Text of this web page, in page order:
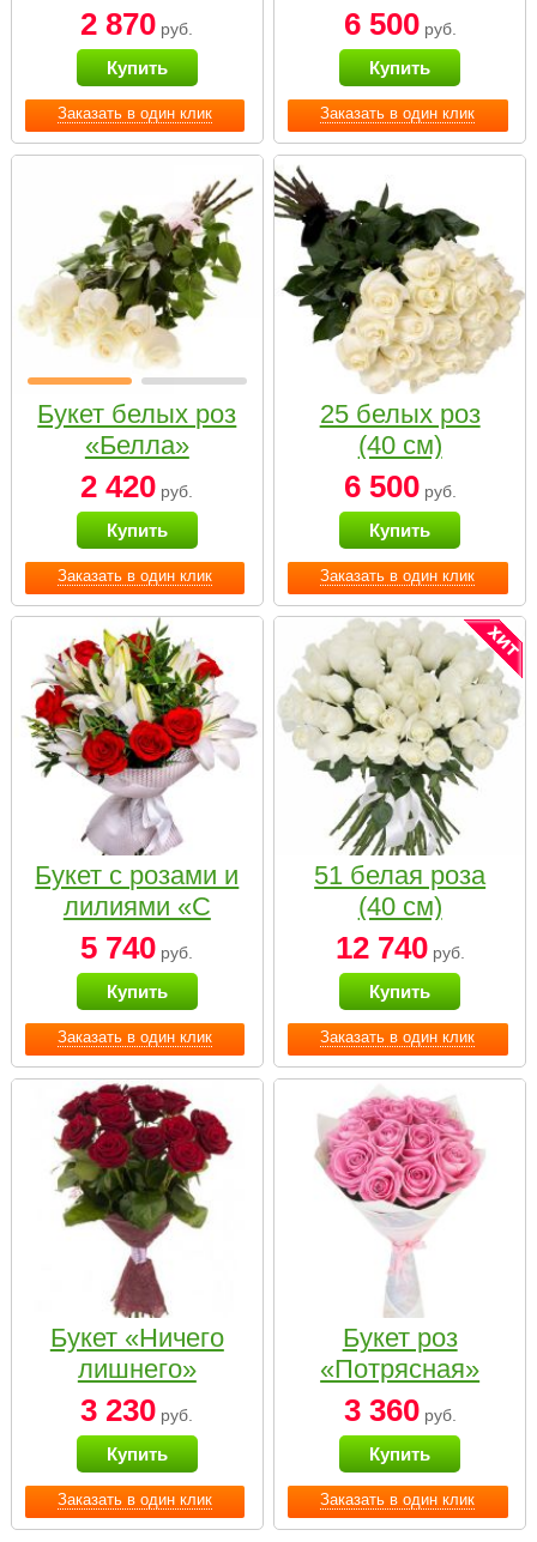
Заказать в один клик
2 870 руб.
Купить
Заказать в один клик
6 500руб.
Купить
Заказать в один клик
Букет белых роз
«Белла»
2 420 руб.
Купить
Заказать в один клик
25 белых роз
(40 см)
6 500руб.
Купить
Заказать в один клик
Букет с розами и
лилиями «С
наилучшими
пожеланиями»
5 740 руб.
Купить
Заказать в один клик
51 белая роза
(40 см)
12 740руб.
Купить
Заказать в один клик
Букет «Ничего
лишнего»
3 230 руб.
Купить
Заказать в один клик
Букет роз
«Потрясная»
3 360руб.
Купить